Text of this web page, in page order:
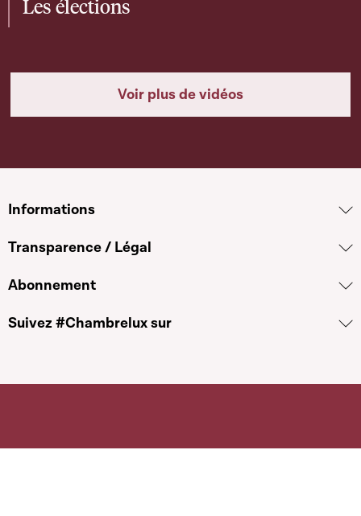
Les élections
Voir plus de vidéos
Informations
Transparence / Légal
Abonnement
Suivez #Chambrelux sur